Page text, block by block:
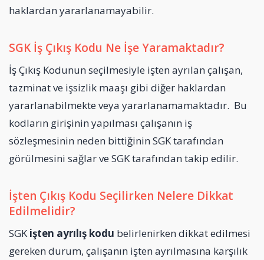
haklardan yararlanamayabilir.
SGK İş Çıkış Kodu Ne İşe Yaramaktadır?
İş Çıkış Kodunun seçilmesiyle işten ayrılan çalışan,
tazminat ve işsizlik maaşı gibi diğer haklardan
yararlanabilmekte veya yararlanamamaktadır. Bu
kodların girişinin yapılması çalışanın iş
sözleşmesinin neden bittiğinin SGK tarafından
görülmesini sağlar ve SGK tarafından takip edilir.
İşten Çıkış Kodu Seçilirken Nelere Dikkat
Edilmelidir?
SGK işten ayrılış kodu belirlenirken dikkat edilmesi
gereken durum, çalışanın işten ayrılmasına karşılık